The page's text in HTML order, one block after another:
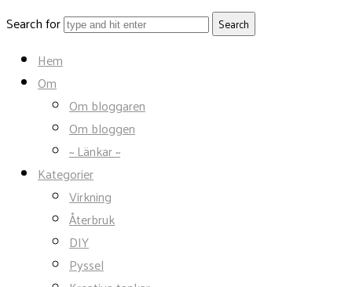
Search for
Hem
Om
Om bloggaren
Om bloggen
~ Länkar ~
Kategorier
Virkning
Återbruk
DIY
Pyssel